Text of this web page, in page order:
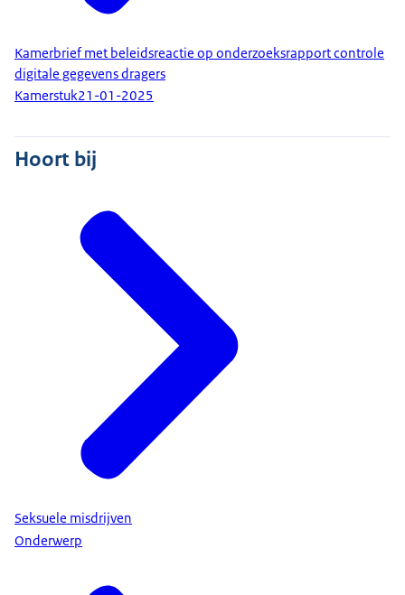
Kamerbrief met beleidsreactie op onderzoeksrapport controle
digitale gegevens dragers
Kamerstuk21-01-2025
Hoort bij
Seksuele misdrijven
Onderwerp